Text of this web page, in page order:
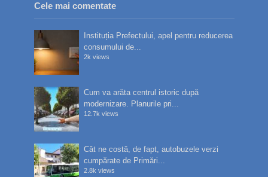
Cele mai comentate
Instituția Prefectului, apel pentru reducerea
consumului de...
2k views
Cum va arăta centrul istoric după
modernizare. Planurile pri...
12.7k views
Cât ne costă, de fapt, autobuzele verzi
cumpărate de Primări...
2.8k views